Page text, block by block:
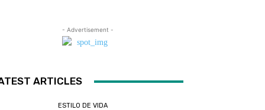
- Advertisement -
ARTICLES
ESTILO DE VIDA